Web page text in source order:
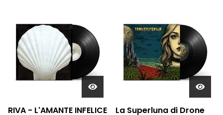
RIVA - L'AMANTE INFELICE
La Superluna di Drone